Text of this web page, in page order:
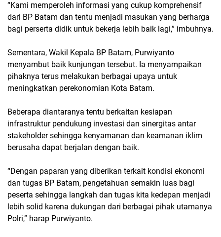
“Kami memperoleh informasi yang cukup komprehensif
dari BP Batam dan tentu menjadi masukan yang berharga
bagi perserta didik untuk bekerja lebih baik lagi,” imbuhnya.
Sementara, Wakil Kepala BP Batam, Purwiyanto
menyambut baik kunjungan tersebut. Ia menyampaikan
pihaknya terus melakukan berbagai upaya untuk
meningkatkan perekonomian Kota Batam.
Beberapa diantaranya tentu berkaitan kesiapan
infrastruktur pendukung investasi dan sinergitas antar
stakeholder sehingga kenyamanan dan keamanan iklim
berusaha dapat berjalan dengan baik.
“Dengan paparan yang diberikan terkait kondisi ekonomi
dan tugas BP Batam, pengetahuan semakin luas bagi
peserta sehingga langkah dan tugas kita kedepan menjadi
lebih solid karena dukungan dari berbagai pihak utamanya
Polri,” harap Purwiyanto.